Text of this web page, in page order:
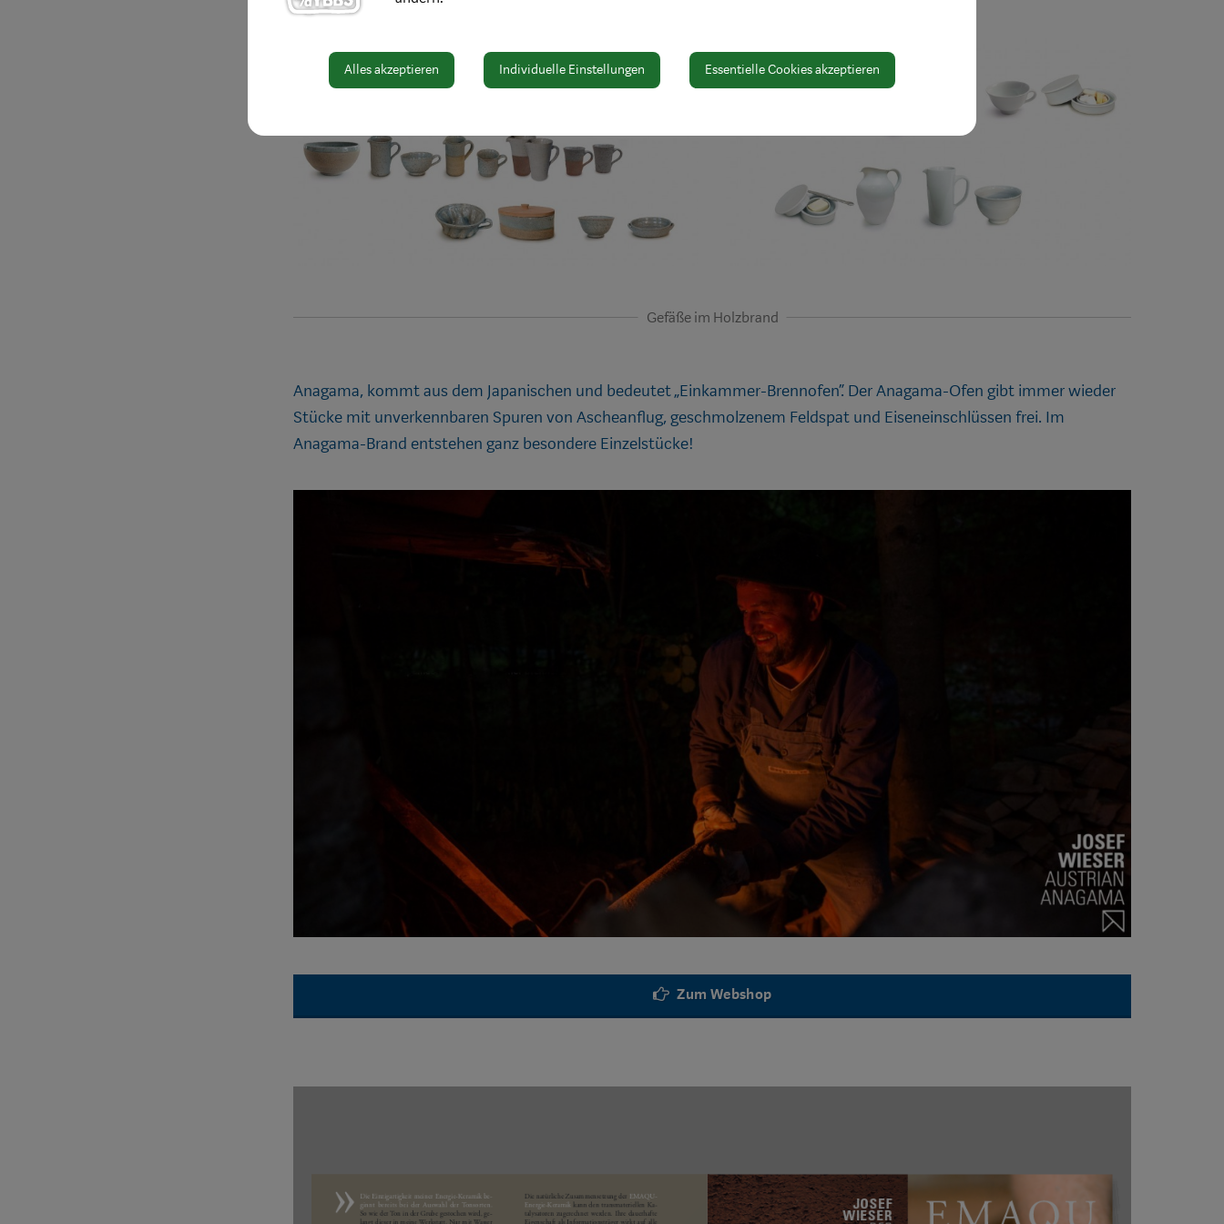
Gefäße im Holzbrand
Anagama, kommt aus dem Japanischen und bedeutet „Einkammer-Brennofen“. Der Anagama-Ofen gibt immer wieder
Stücke mit unverkennbaren Spuren von Ascheanflug, geschmolzenem Feldspat und Eiseneinschlüssen frei. Im
Anagama-Brand entstehen ganz besondere Einzelstücke!
Zum Webshop
Alles akzeptieren Individuelle Einstellungen Essentielle Cookies akzeptieren